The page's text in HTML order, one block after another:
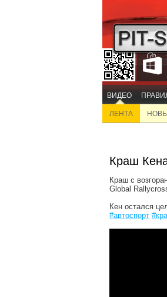
ВИДЕО
ЛЕНТА
Краш
Краш с
Global
Кен остался
#автоспорт